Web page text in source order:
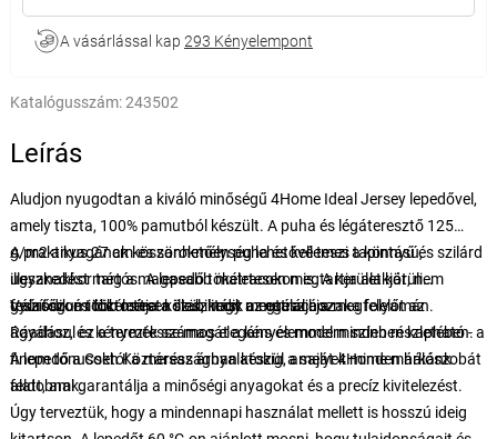
A vásárlással kap 293 Kényelempont
Katalógusszám:243502
Leírás
Aludjon nyugodtan a kiváló minőségű 4Home Ideal Jersey lepedővel,
amely tiszta, 100% pamutból készült. A puha és légáteresztő 125
g/m2 anyagának köszönhetően puha és kellemes tapintású,
ugyanakkor tartós. A lepedő tökéletesen megtartja alakját, nem
gyűrődik és tökéletesen illeszkedik a matrachoz.
A praktikus 27 cm-es sarokmélység lehetővé teszi a könnyű és szilárd
illeszkedést még a magasabb matracokon is. A kerület körüli
feszítőgumi biztosítja a stabilitást az egész éjszaka folyamán.
Ráadásul ez a termék számos elegáns és modern színben kapható - a
finom tónusoktól a merész árnyalatokig, amelyek minden hálószobát
feldobnak.
Válasszon több méret közül, hogy megtalálja a megfelelőt az
ágyához, és kényeztesse magát a kényelemmel minden részletében.
A lepedő a Cseh Köztársaságban készül a saját 4Home márkánk
alatt, ami garantálja a minőségi anyagokat és a precíz kivitelezést.
Úgy terveztük, hogy a mindennapi használat mellett is hosszú ideig